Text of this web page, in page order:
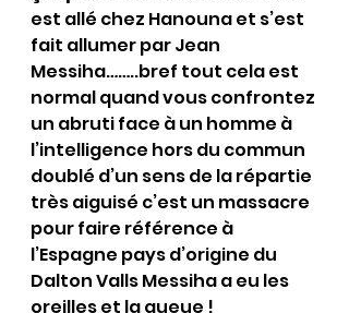
est allé chez Hanouna et s’est
fait allumer par Jean
Messiha……..bref tout cela est
normal quand vous confrontez
un abruti face à un homme à
l’intelligence hors du commun
doublé d’un sens de la répartie
très aiguisé c’est un massacre
pour faire référence à
l’Espagne pays d’origine du
Dalton Valls Messiha a eu les
oreilles et la queue !